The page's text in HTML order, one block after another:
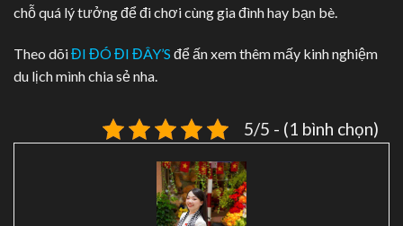
chỗ quá lý tưởng để đi chơi cùng gia đình hay bạn bè.
Theo dõiĐI ĐÓ ĐI ĐÂY’S để ấn xem thêm mấy kinh nghiệm
du lịch mình chia sẻ nha.
5/5 - (1 bình chọn)